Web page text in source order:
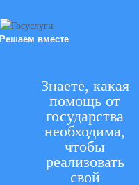
Решаем вместе
Знаете, какая
помощь от
государства
необходима,
чтобы
реализовать
свой